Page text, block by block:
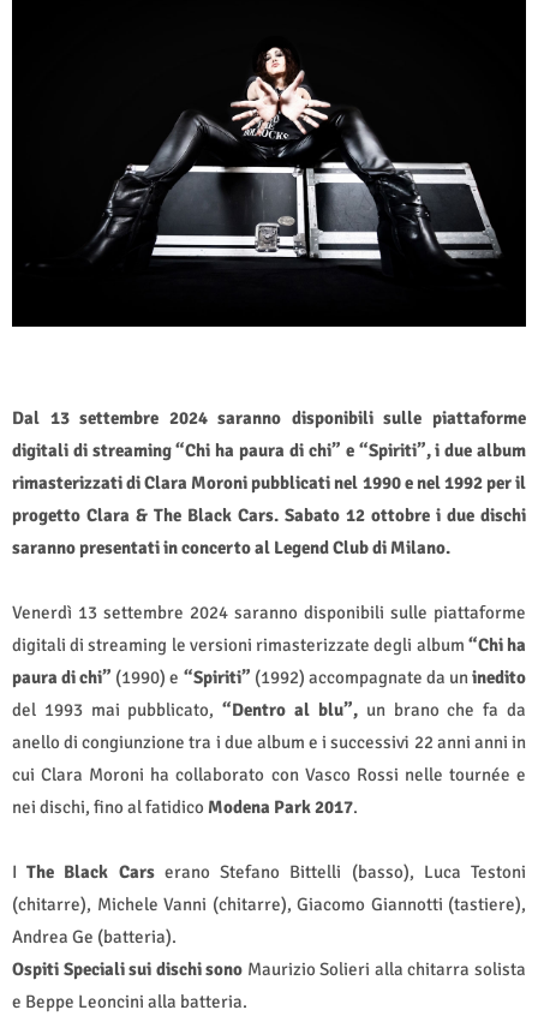
Dal 13 settembre 2024 saranno disponibili sulle piattaforme
digitali di streaming “Chi ha paura di chi” e “Spiriti”, i due album
rimasterizzati di Clara Moroni pubblicati nel 1990 e nel 1992 per il
progetto Clara & The Black Cars. Sabato 12 ottobre i due dischi
saranno presentati in concerto al Legend Club di Milano.
Venerdì 13 settembre 2024 saranno disponibili sulle piattaforme
digitali di streaming le versioni rimasterizzate degli album “Chi ha
paura di chi” (1990) e “Spiriti” (1992) accompagnate da uninedito
del 1993 mai pubblicato,“Dentro al blu”, un brano che fa da
anello di congiunzione tra i due album e i successivi 22 anni anni in
cui Clara Moroni ha collaborato con Vasco Rossi nelle tournée e
nei dischi, fino al fatidico Modena Park 2017.
IThe Black Cars erano Stefano Bittelli (basso), Luca Testoni
(chitarre), Michele Vanni (chitarre), Giacomo Giannotti (tastiere),
Andrea Ge (batteria).
Ospiti Speciali sui dischi sono Maurizio Solieri alla chitarra solista
e Beppe Leoncini alla batteria.